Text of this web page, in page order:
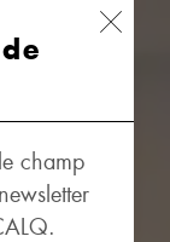
champ